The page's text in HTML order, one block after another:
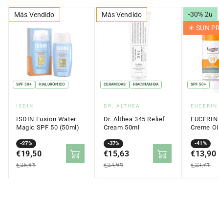
Más Vendido
SPF 50+ HIALURÓNICO
Proveedor:
ISDIN
ISDIN Fusion Water
Magic SPF 50 (50ml)
-27%
Precio
en
oferta
€19,50
Precio
regular
€26,95
Más Vendido
CERAMIDAS NIACINAMIDA
Proveedor:
DR. ALTHEA
Dr. Althea 345 Relief
Cream 50ml
-37%
Precio
en
oferta
€15,63
Precio
regular
€24,99
-30% 2u
☀︎ SUN
SPF 50+
EUCERIN
Creme
-41%
Precio
en
oferta
€13,90
Precio
regular
€23,71